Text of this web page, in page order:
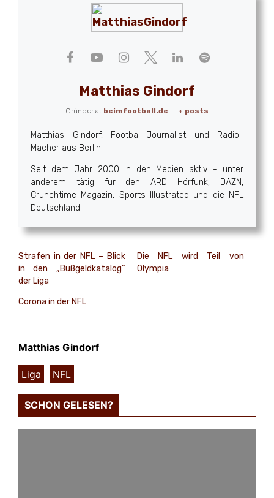
Matthias Gindorf
Gründer at beimfootball.de + posts
Matthias Gindorf, Football-Journalist und Radio-
Macher aus Berlin.
Seit dem Jahr 2000 in den Medien aktiv - unter
anderem tätig für den ARD Hörfunk, DAZN,
Crunchtime Magazin, Sports Illustrated und die NFL
Deutschland.
Strafen in der NFL – Blick
in den „Bußgeldkatalog“
der Liga
Die NFL wird Teil von
Olympia
Corona in der NFL
Matthias Gindorf
Liga NFL
SCHON GELESEN?